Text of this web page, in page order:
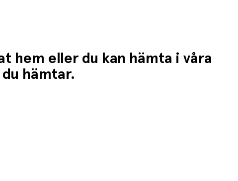
hem eller du kan hämta i våra
hämtar.